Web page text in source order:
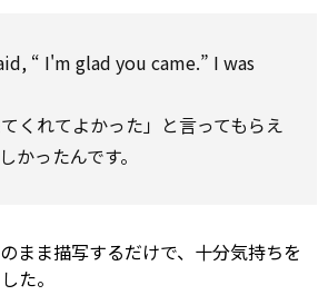
“ I'm glad you came.” I was
くれてよかった」と言ってもらえ
かったんです。
まま描写するだけで、十分気持ちを
た。